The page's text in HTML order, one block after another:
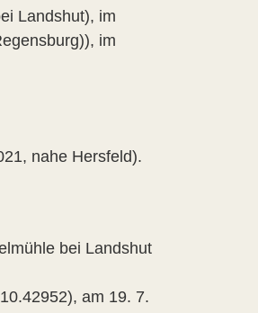
Landshut), im
im
nahe Hersfeld).
bei Landshut
am 19. 7.